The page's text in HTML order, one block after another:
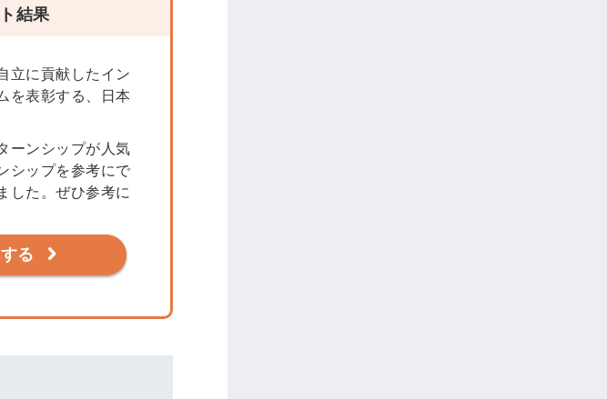
結果
立に貢献したイン
を表彰する、日本
ーンシップが人気
シップを参考にで
した。ぜひ参考に
る
採用課題
をともに
解決
「採用パ
ー」